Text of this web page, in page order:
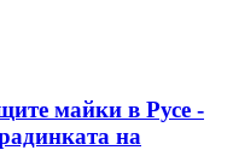
майки в Русе -
на